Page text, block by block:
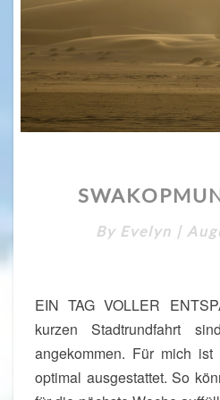
W
K
U
N
D
–
T
By Evelyn |
EIN TAG VOLLER
kurzen Stadtrundfahrt
angekommen. Für mich ist
optimal ausgestattet. So